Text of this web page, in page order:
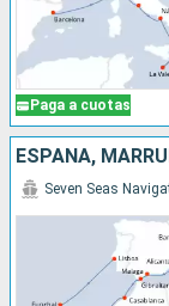
Paga a cuotas
ESPAÑA,
Seven Seas